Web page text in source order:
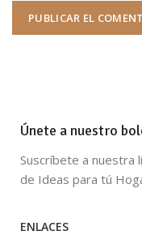
Únete a nuestro
Suscríbete a nuestra
de Ideas para tú
ENLACES